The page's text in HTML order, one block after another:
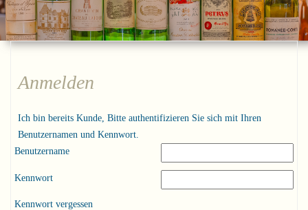
Anmelden
Ich bin bereits Kunde, Bitte authentifizieren Sie sich mit Ihren
Benutzernamen und Kennwort.
Benutzername
Kennwort
Kennwort vergessen